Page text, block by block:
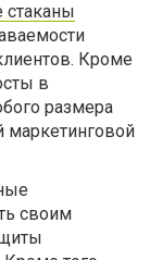
Кроме
в
размера
маркетинговой
своим